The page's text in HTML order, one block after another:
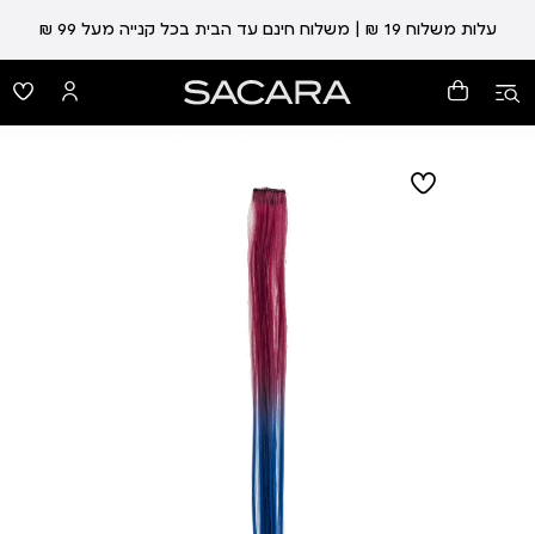
עלות משלוח 19 ₪ | משלוח חינם עד הבית בכל קנייה מעל 99 ₪